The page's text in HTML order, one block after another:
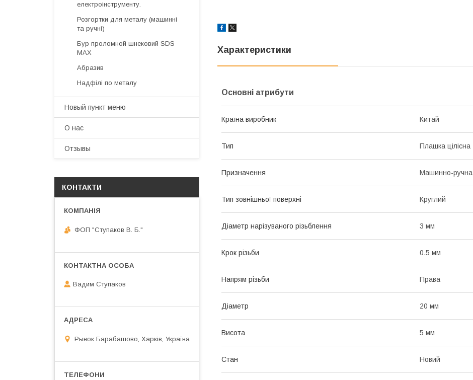
Характеристики
Основні атрибути
Країна виробник Китай
Тип Плашка цілісна
Призначення Машинно-ручна
Тип зовнішньої поверхні Круглий
Діаметр нарізуваного різьблення 3 мм
Крок різьби 0.5 мм
Напрям різьби Права
Діаметр 20 мм
Висота 5 мм
Стан Новий
електроінструменту.
Розгортки для металу (машинні
та ручні)
Бур проломной шнековий SDS
MAX
Абразив
Надфілі по металу
Новый пункт меню
О нас
Отзывы
КОНТАКТИ
ФОП "Ступаков В. Б."
Вадим Ступаков
Рынок Барабашово, Харків, Україна